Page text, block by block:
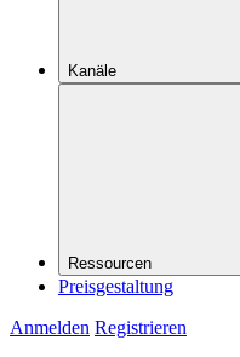
Kanäle
Ressourcen
Preisgestaltung
Anmelden Registrieren